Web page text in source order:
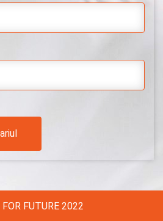
FUTURE 2022